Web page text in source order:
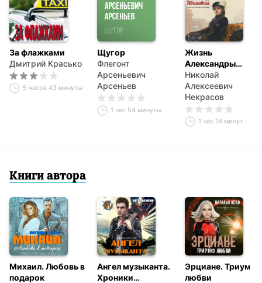
За флажками
Дмитрий Красько
5 часов 43 минуты
Щугор
Флегонт
Арсеньевич
Арсеньев
1 час 54 минуты
Жизнь
Александры
Ивановны
Николай
Алексеевич
Некрасов
1 час 14 минут
Книги автора
Михаил. Любовь в
подарок
Ангел музыканта.
Хроники
Эрциане. Триумф
любви